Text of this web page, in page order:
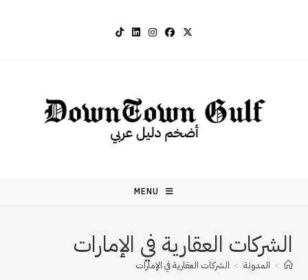
MENU
الشركات العقارية في الإمارات
> المدونة > الشركات العقارية في الإمارات